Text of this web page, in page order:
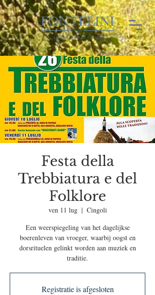
Festa della
Trebbiatura e del
Folklore
ven 11 lug
  |
Cingoli
Een weerspiegeling van het dagelijkse
boerenleven van vroeger, waarbij oogst en
dorsrituelen gelinkt worden aan muziek en
traditie.
Registratie is afgesloten